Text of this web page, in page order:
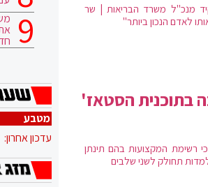
מנכ"ל משרד הבריאות | שר
לאדם הנכון ביותר"
בתוכנית הסטאז'
רשימת המקצועות בהם תינתן
תחולק לשני שלבים
מטבע
עדכון אחרון: